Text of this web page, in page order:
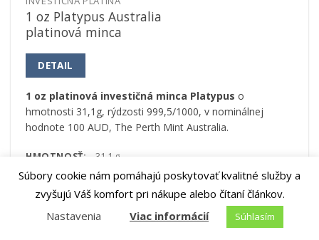
1 oz Platypus Australia
platinová minca
DETAIL
1 oz platinová investičná minca Platypus o
hmotnosti 31,1g, rýdzosti 999,5/1000, v nominálnej
hodnote 100 AUD, The Perth Mint Australia.
HMOTNOSŤ:
31,1 g
RÝDZOSŤ:
999,5/1000
MATERIÁL:
Platina
VÝROBCA:
The Perth Mint
Súbory cookie nám pomáhajú poskytovať kvalitné služby a
zvyšujú Váš komfort pri nákupe alebo čítaní článkov.
Nastavenia
Viac informácií Súhlasím